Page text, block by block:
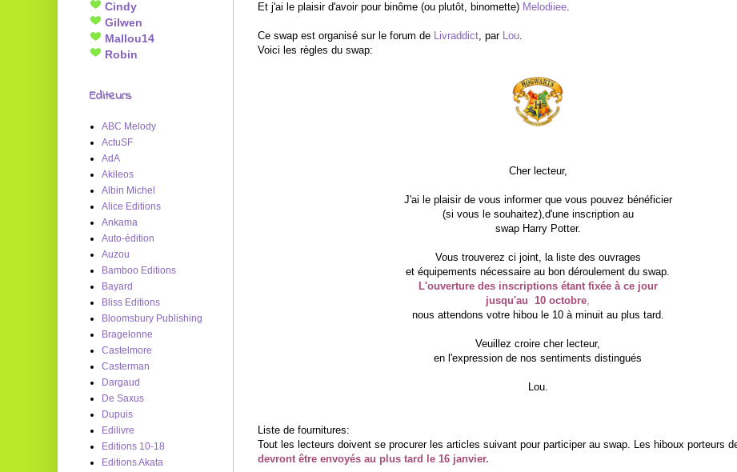
Et j'ai le plaisir d'avoir pour binôme (ou plutôt, binomette) Melodiiee
Ce swap est organisé sur le forum de Livraddict , par Lou
Voici les règles du swap:
Cher lecteur,
J'ai le plaisir de vous informer que vous pouvez bénéficier
(si vous le souhaitez),d'une inscription au
swap Harry Potter.
Vous trouverez ci joint, la liste des ouvrages
et équipements nécessaire au bon déroulement du swap.
L'ouverture des inscriptions étant fixée à ce jour
jusqu'au 10 octobre
nous attendons votre hibou le 10 à minuit au plus tard.
Veuillez croire cher lecteur,
en l'expression de nos sentiments distingués
Lou.
Liste de fournitures:
Tout les lecteurs doivent se procurer les articles suivant pour participer au swap. Les hiboux porteurs
devront être envoyés au plus tard le 16 janvier.
Cindy
Gilwen
Mallou14
Robin
Editeurs
ABC Melody
ActuSF
AdA
Akileos
Albin Michel
Alice Editions
Ankama
Auto-édition
Auzou
Bamboo Editions
Bayard
Bliss Editions
Bloomsbury Publishing
Bragelonne
Castelmore
Casterman
Dargaud
De Saxus
Dupuis
Edilivre
Editions 10-18
Editions Akata